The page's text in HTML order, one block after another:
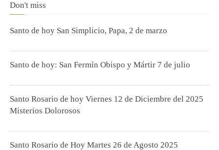
Don't miss
Santo de hoy San Simplicio, Papa, 2 de marzo
Santo de hoy: San Fermín Obispo y Mártir 7 de julio
Santo Rosario de hoy Viernes 12 de Diciembre del 2025
Misterios Dolorosos
Santo Rosario de Hoy Martes 26 de Agosto 2025